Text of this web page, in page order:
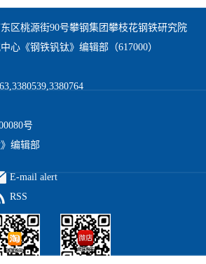
区桃源街90号攀钢集团攀枝花钢铁研究院
心《钢铁钒钛》编辑部（617000）
号
编辑部
E-mail alert
RSS